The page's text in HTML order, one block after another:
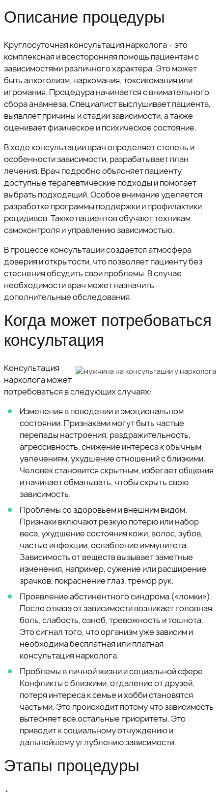
Описание процедуры
Круглосуточная консультация нарколога – это
комплексная и всесторонняя помощь пациентам с
зависимостями различного характера. Это может
быть алкоголизм, наркомания, токсикомания или
игромания. Процедура начинается с внимательного
сбора анамнеза. Специалист выслушивает пациента,
выявляет причины и стадии зависимости, а также
оценивает физическое и психическое состояние.
В ходе консультации врач определяет степень и
особенности зависимости, разрабатывает план
лечения. Врач подробно объясняет пациенту
доступные терапевтические подходы и помогает
выбрать подходящий. Особое внимание уделяется
разработке программы поддержки и профилактики
рецидивов. Также пациентов обучают техникам
самоконтроля и управлению зависимостью.
В процессе консультации создается атмосфера
доверия и открытости, что позволяет пациенту без
стеснения обсудить свои проблемы. В случае
необходимости врач может назначить
дополнительные обследования.
Когда может потребоваться
консультация
Консультация
нарколога может
потребоваться в следующих случаях:
Изменения в поведении и эмоциональном
состоянии. Признаками могут быть частые
перепады настроения, раздражительность,
агрессивность, снижение интереса к обычным
увлечениям, ухудшение отношений с близкими.
Человек становится скрытным, избегает общения
и начинает обманывать, чтобы скрыть свою
зависимость.
Проблемы со здоровьем и внешним видом.
Признаки включают резкую потерю или набор
веса, ухудшение состояния кожи, волос, зубов,
частые инфекции, ослабление иммунитета.
Зависимость от веществ вызывает заметные
изменения, например, сужение или расширение
зрачков, покраснение глаз, тремор рук.
Проявление абстинентного синдрома («ломки»).
После отказа от зависимости возникает головная
боль, слабость, озноб, тревожность и тошнота.
Это сигнал того, что организм уже зависим и
необходима бесплатная или платная
консультация нарколога.
Проблемы в личной жизни и социальной сфере.
Конфликты с близкими, отдаление от друзей,
потеря интереса к семье и хобби становятся
частыми. Это происходит потому что зависимость
вытесняет все остальные приоритеты. Это
приводит к социальному отчуждению и
дальнейшему углублению зависимости.
Этапы процедуры